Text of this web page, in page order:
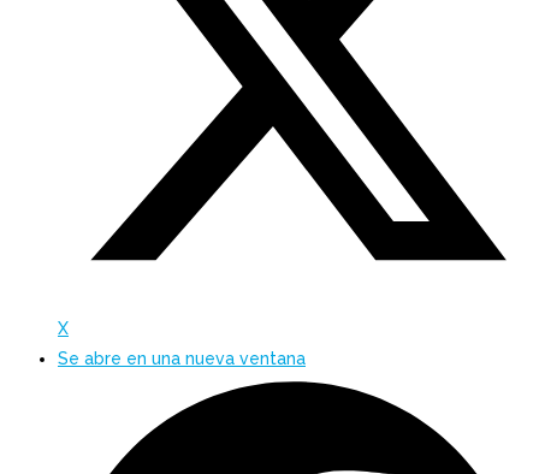
X
Se abre en una nueva ventana